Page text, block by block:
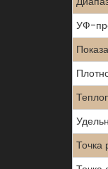
УФ-
Точка